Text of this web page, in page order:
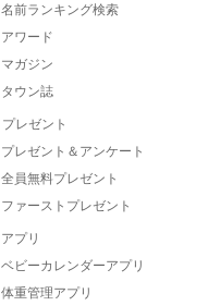
名前ランキング検索
アワード
マガジン
タウン誌
プレゼント
プレゼント＆アンケート
全員無料プレゼント
ファーストプレゼント
アプリ
ベビーカレンダーアプリ
体重管理アプリ